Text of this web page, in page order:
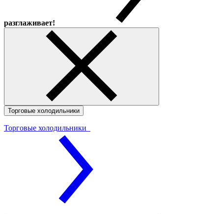
разглаживает!
Торговые холодильники
Торговые холодильники